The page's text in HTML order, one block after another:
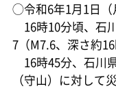
◯令和6年1月1日（
16時10分頃、石
7（M7.6、深さ約
16時45分、石川
（守山）に対して